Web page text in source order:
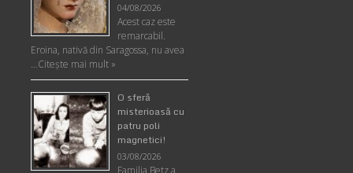
04/08/2026
Acest caz este
remarcabil.
Eroina, nativă din Saragossa, nu avea
…Citeşte mai mult »
O sferă
misterioasă cu
patru poli
magnetici!
03/08/2026